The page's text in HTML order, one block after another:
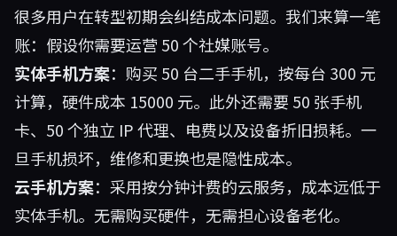
很多用户在转型初期会纠结成本问题。我们来算一笔
账：假设你需要运营 50 个社媒账号。
实体手机方案：购买 50 台二手手机，按每台 300 元
计算，硬件成本 15000 元。此外还需要 50 张手机
卡、50 个独立 IP 代理、电费以及设备折旧损耗。一
旦手机损坏，维修和更换也是隐性成本。
云手机方案：采用按分钟计费的云服务，成本远低于
实体手机。无需购买硬件，无需担心设备老化。